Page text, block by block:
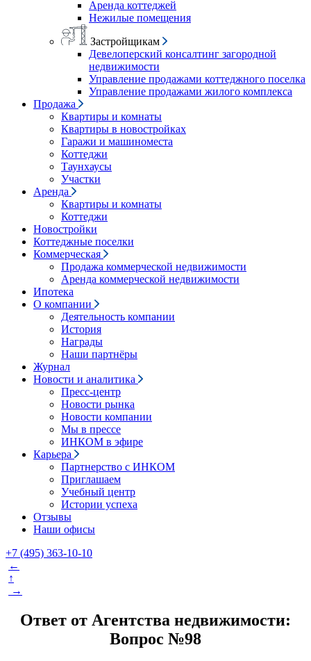
Аренда коттеджей
Нежилые помещения
Застройщикам
Девелоперский консалтинг загородной
недвижимости
Управление продажами коттеджного поселка
Управление продажами жилого комплекса
Продажа
Квартиры и комнаты
Квартиры в новостройках
Гаражи и машиноместа
Коттеджи
Таунхаусы
Участки
Аренда
Квартиры и комнаты
Коттеджи
Новостройки
Коттеджные поселки
Коммерческая
Продажа коммерческой недвижимости
Аренда коммерческой недвижимости
Ипотека
О компании
Деятельность компании
История
Награды
Наши партнёры
Журнал
Новости и аналитика
Пресс-центр
Новости рынка
Новости компании
Мы в прессе
ИНКОМ в эфире
Карьера
Партнерство с ИНКОМ
Приглашаем
Учебный центр
Истории успеха
Отзывы
Наши офисы
+7 (495) 363-10-10
←
↑
→
Ответ от Агентства недвижимости:
Вопрос №98